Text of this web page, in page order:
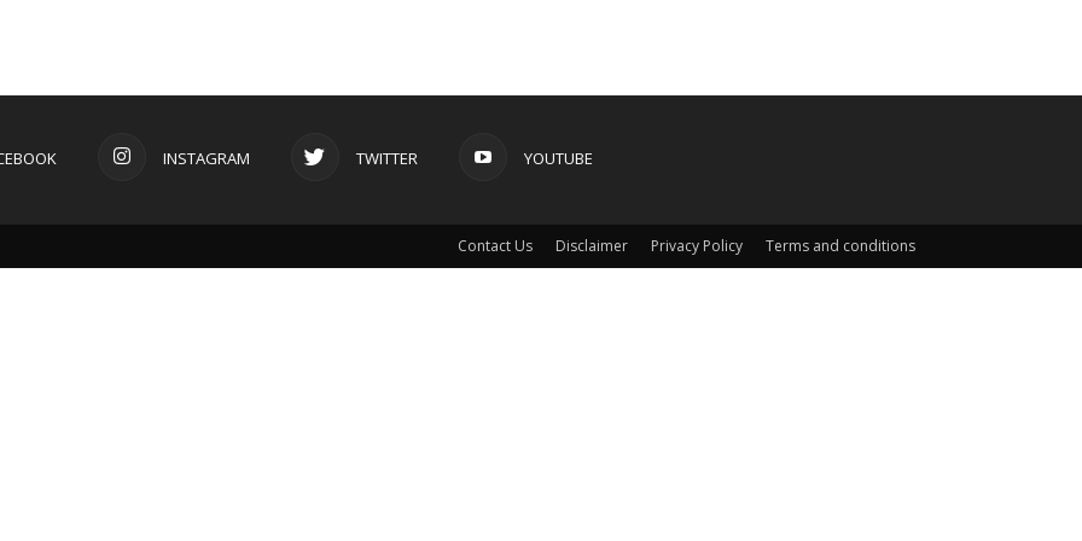
INSTAGRAM TWITTER YOUTUBE
Contact Us Disclaimer Privacy Policy Terms and conditions